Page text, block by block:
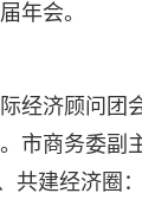
年会。
经济顾问团
市商务委副
共建经济圈